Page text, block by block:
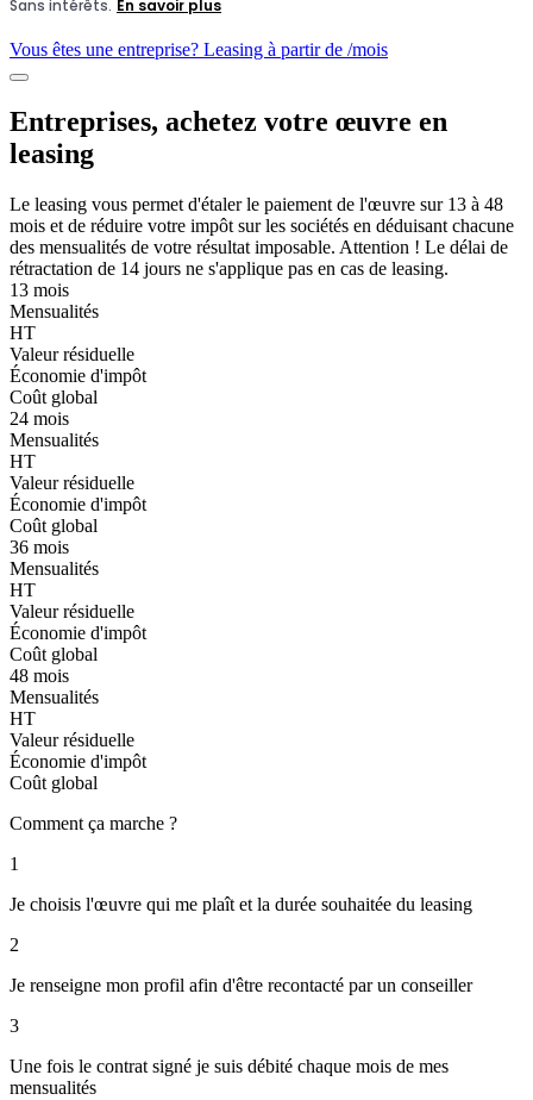
Vous êtes une entreprise? Leasing à partir de /mois
Entreprises, achetez votre œuvre en
leasing
Le leasing vous permet d'étaler le paiement de l'œuvre sur 13 à 48
mois et de réduire votre impôt sur les sociétés en déduisant chacune
des mensualités de votre résultat imposable. Attention ! Le délai de
rétractation de 14 jours ne s'applique pas en cas de leasing.
13 mois
Mensualités
HT
Valeur résiduelle
Économie d'impôt
Coût global
24 mois
Mensualités
HT
Valeur résiduelle
Économie d'impôt
Coût global
36 mois
Mensualités
HT
Valeur résiduelle
Économie d'impôt
Coût global
48 mois
Mensualités
HT
Valeur résiduelle
Économie d'impôt
Coût global
Comment ça marche ?
1
Je choisis l'œuvre qui me plaît et la durée souhaitée du leasing
2
Je renseigne mon profil afin d'être recontacté par un conseiller
3
Une fois le contrat signé je suis débité chaque mois de mes
mensualités